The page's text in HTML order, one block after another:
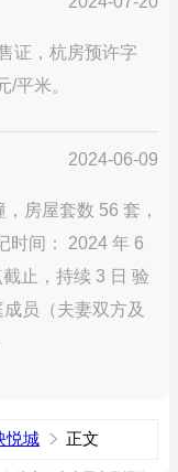
证，杭房预许字
/平米。
2024-06-09
房屋套数 56 套，
时间： 2024 年 6
止，持续 3 日 验
员（夫妻双方及
悦城 正文